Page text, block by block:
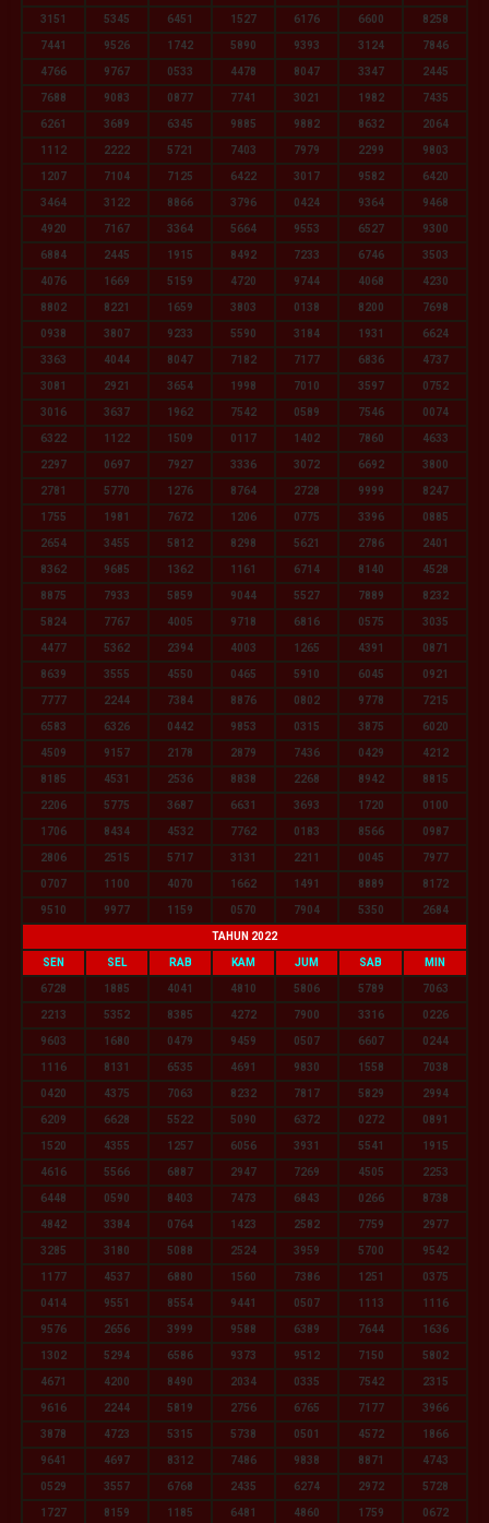
3151 5345 6451 1527 6176 6600 8258
7441 9526 1742 5890 9393 3124 7846
4766 9767 0533 4478 8047 3347 2445
7688 9083 0877 7741 3021 1982 7435
6261 3689 6345 9885 9882 8632 2064
1112 2222 5721 7403 7979 2299 9803
1207 7104 7125 6422 3017 9582 6420
3464 3122 8866 3796 0424 9364 9468
4920 7167 3364 5664 9553 6527 9300
6884 2445 1915 8492 7233 6746 3503
4076 1669 5159 4720 9744 4068 4230
8802 8221 1659 3803 0138 8200 7698
0938 3807 9233 5590 3184 1931 6624
3363 4044 8047 7182 7177 6836 4737
3081 2921 3654 1998 7010 3597 0752
3016 3637 1962 7542 0589 7546 0074
6322 1122 1509 0117 1402 7860 4633
2297 0697 7927 3336 3072 6692 3800
2781 5770 1276 8764 2728 9999 8247
1755 1981 7672 1206 0775 3396 0885
2654 3455 5812 8298 5621 2786 2401
8362 9685 1362 1161 6714 8140 4528
8875 7933 5859 9044 5527 7889 8232
5824 7767 4005 9718 6816 0575 3035
4477 5362 2394 4003 1265 4391 0871
8639 3555 4550 0465 5910 6045 0921
7777 2244 7384 8876 0802 9778 7215
6583 6326 0442 9853 0315 3875 6020
4509 9157 2178 2879 7436 0429 4212
8185 4531 2536 8838 2268 8942 8815
2206 5775 3687 6631 3693 1720 0100
1706 8434 4532 7762 0183 8566 0987
2806 2515 5717 3131 2211 0045 7977
0707 1100 4070 1662 1491 8889 8172
9510 9977 1159 0570 7904 5350 2684
TAHUN 2022
SEN SEL RAB KAM JUM SAB MIN
6728 1885 4041 4810 5806 5789 7063
2213 5352 8385 4272 7900 3316 0226
9603 1680 0479 9459 0507 6607 0244
1116 8131 6535 4691 9830 1558 7038
0420 4375 7063 8232 7817 5829 2994
6209 6628 5522 5090 6372 0272 0891
1520 4355 1257 6056 3931 5541 1915
4616 5566 6887 2947 7269 4505 2253
6448 0590 8403 7473 6843 0266 8738
4842 3384 0764 1423 2582 7759 2977
3285 3180 5088 2524 3959 5700 9542
1177 4537 6880 1560 7386 1251 0375
0414 9551 8554 9441 0507 1113 1116
9576 2656 3999 9588 6389 7644 1636
1302 5294 6586 9373 9512 7150 5802
4671 4200 8490 2034 0335 7542 2315
9616 2244 5819 2756 6765 7177 3966
3878 4723 5315 5738 0501 4572 1866
9641 4697 8312 7486 9838 8871 4743
0529 3557 6768 2435 6274 2972 5728
1727 8159 1185 6481 4860 1759 0672